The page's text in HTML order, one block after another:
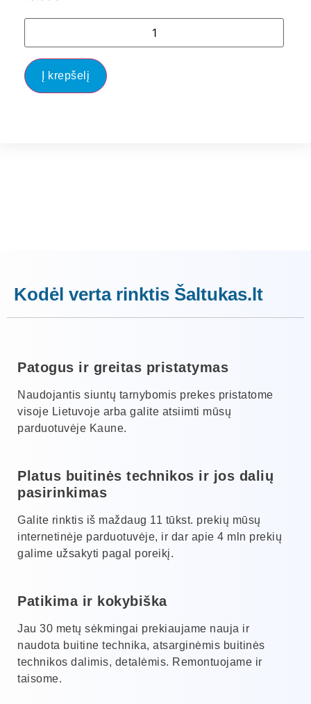
Į krepšelį
Kodėl verta rinktis Šaltukas.lt
Patogus ir greitas pristatymas
Naudojantis siuntų tarnybomis prekes pristatome
visoje Lietuvoje arba galite atsiimti mūsų
parduotuvėje Kaune.
Platus buitinės technikos ir jos dalių
pasirinkimas
Galite rinktis iš maždaug 11 tūkst. prekių mūsų
internetinėje parduotuvėje, ir dar apie 4 mln prekių
galime užsakyti pagal poreikį.
Patikima ir kokybiška
Jau 30 metų sėkmingai prekiaujame nauja ir
naudota buitine technika, atsarginėmis buitinės
technikos dalimis, detalėmis. Remontuojame ir
taisome.